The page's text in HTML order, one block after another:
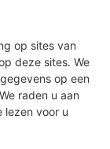
op sites van
deze sites. We
op een
raden u aan
lezen voor u